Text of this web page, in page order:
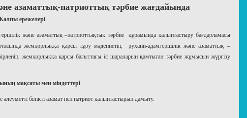
азаматтық-патриоттық тәрбие жағдайында
ережелері
және азаматтық –патриоттықтық тәрбие құрамында қалыптастыру бағдарламасы
жемқорлыққа қарсы тұру мәдениетін, рухани-адамгершілік және азаматтық –
жемқорлыққа қарсы бағыттағы іс шараларын қамтыған тәрбие жұмысын жүргізу
мақсаты мен міндеттері
білікті азамат пен патриот қалыптастырып дамыту.